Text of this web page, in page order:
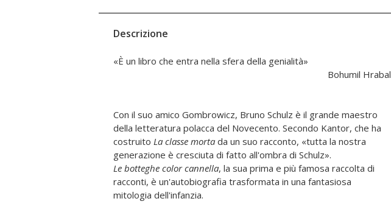
Descrizione
«È un libro che entra nella sfera della genialità»
Bohumil Hrabal
Con il suo amico Gombrowicz, Bruno Schulz è il grande maestro
della letteratura polacca del Novecento. Secondo Kantor, che ha
costruito La classe morta da un suo racconto, «tutta la nostra
generazione è cresciuta di fatto all'ombra di Schulz».
Le botteghe color cannella, la sua prima e più famosa raccolta di
racconti, è un'autobiografia trasformata in una fantasiosa
mitologia dell'infanzia.